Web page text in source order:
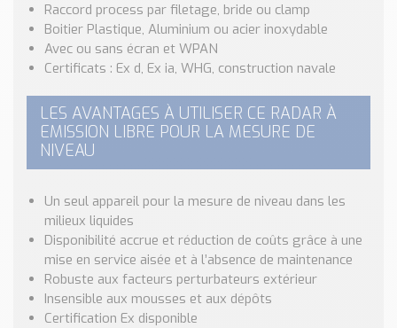
Raccord process par filetage, bride ou clamp
Boitier Plastique, Aluminium ou acier inoxydable
Avec ou sans écran et WPAN
Certificats : Ex d, Ex ia, WHG, construction navale
LES AVANTAGES À UTILISER CE RADAR À
EMISSION LIBRE POUR LA MESURE DE
NIVEAU
Un seul appareil pour la mesure de niveau dans les
milieux liquides
Disponibilité accrue et réduction de coûts grâce à une
mise en service aisée et à l’absence de maintenance
Robuste aux facteurs perturbateurs extérieur
Insensible aux mousses et aux dépôts
Certification Ex disponible